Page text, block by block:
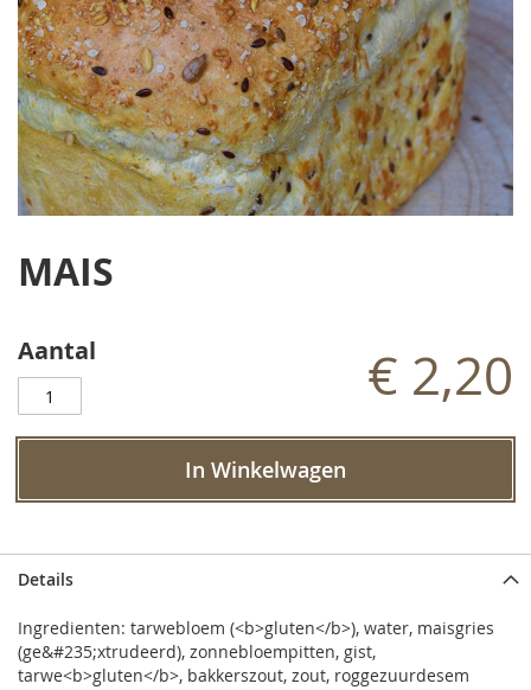
het
de
gallerij
MAIS
Aantal € 2,20
In Winkelwagen
Details
Ingredienten: tarwebloem (<b>gluten</b>), water, maisgries
(ge&#235;xtrudeerd), zonnebloempitten, gist,
tarwe<b>gluten</b>, bakkerszout, zout, roggezuurdesem